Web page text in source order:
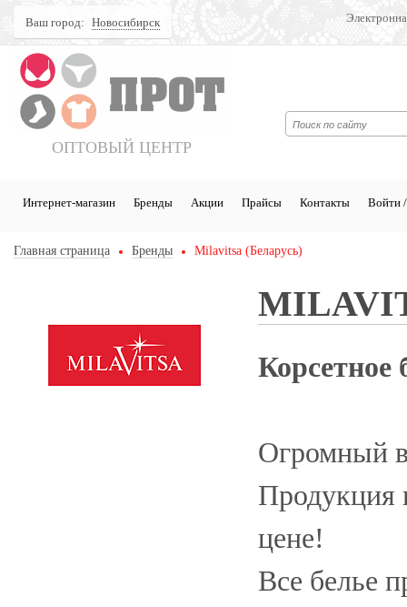
Ваш город: Новосибирск
ОПТОВЫЙ ЦЕНТР
Интернет-магазин Бренды Акции Прайсы Контакты Войти /
Главная страница Бренды Milavitsa (Беларусь)
Корсетное
Огромный
Продукция
цене!
Все белье